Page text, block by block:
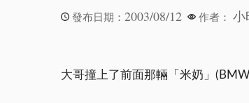
發布日期： 2003/08/12 作者： 小
大哥撞上了前面那輛「米奶」